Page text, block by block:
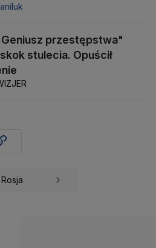
przestępstwa"
stulecia. Opuścił
Rosja